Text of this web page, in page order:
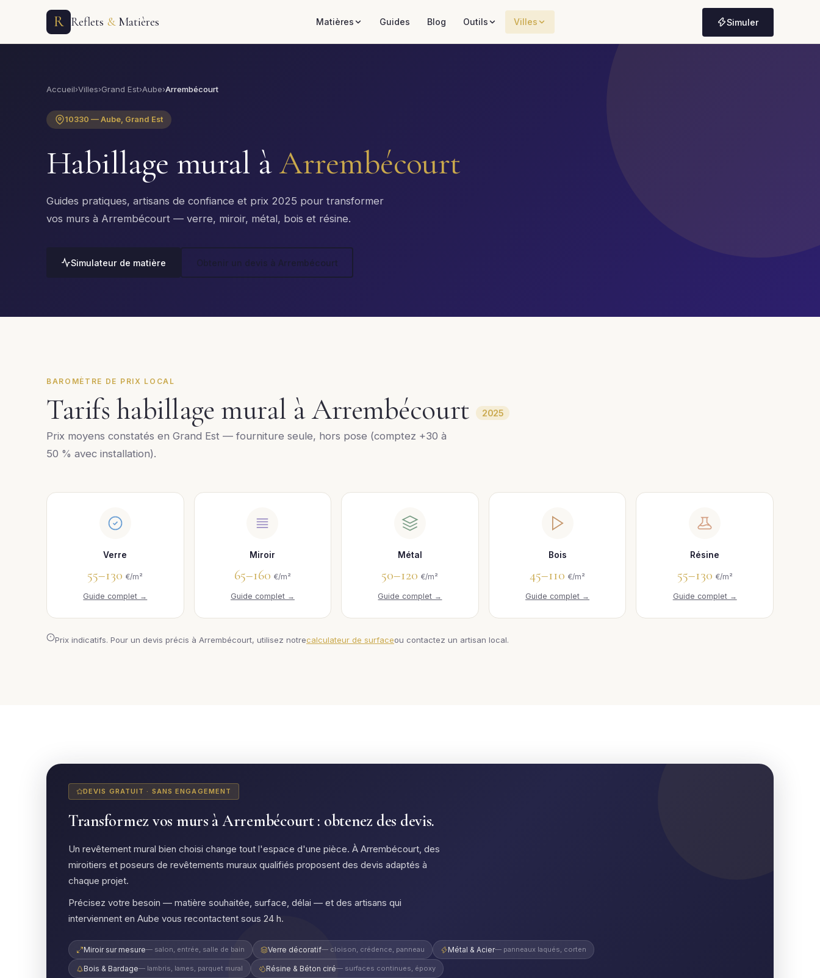
R Reflets &Matières Matières Guides Blog Outils Villes Simuler
Accueil›Villes›Grand Est›Aube›Arrembécourt
10330 — Aube, Grand Est
Habillage mural àArrembécourt
Guides pratiques, artisans de confiance et prix 2025 pour transformer
vos murs à Arrembécourt — verre, miroir, métal, bois et résine.
Simulateur de matière Obtenir un devis à Arrembécourt
BAROMÈTRE DE PRIX LOCAL
Tarifs habillage mural à Arrembécourt 2025
Prix moyens constatés en Grand Est — fourniture seule, hors pose (comptez +30 à
50 % avec installation).
Verre
55–130€/m²
Guide complet →
Miroir
65–160 €/m²
Guide complet →
Métal
50–120€/m²
Guide complet →
Bois
45–110€/m²
Guide complet →
Résine
55–130 €/m²
Guide complet →
Prix indicatifs. Pour un devis précis à Arrembécourt, utilisez notrecalculateur de surfaceou contactez un artisan local.
DEVIS GRATUIT · SANS ENGAGEMENT
Transformez vos murs à Arrembécourt : obtenez des devis.
Un revêtement mural bien choisi change tout l'espace d'une pièce. À Arrembécourt, des
miroitiers et poseurs de revêtements muraux qualifiés proposent des devis adaptés à
chaque projet.
Précisez votre besoin — matière souhaitée, surface, délai — et des artisans qui
interviennent en Aube vous recontactent sous 24 h.
Miroir sur mesure— salon, entrée, salle de bain Verre décoratif— cloison, crédence, panneau Métal & Acier— panneaux laqués, corten
Bois & Bardage— lambris, lames, parquet mural Résine & Béton ciré— surfaces continues, époxy